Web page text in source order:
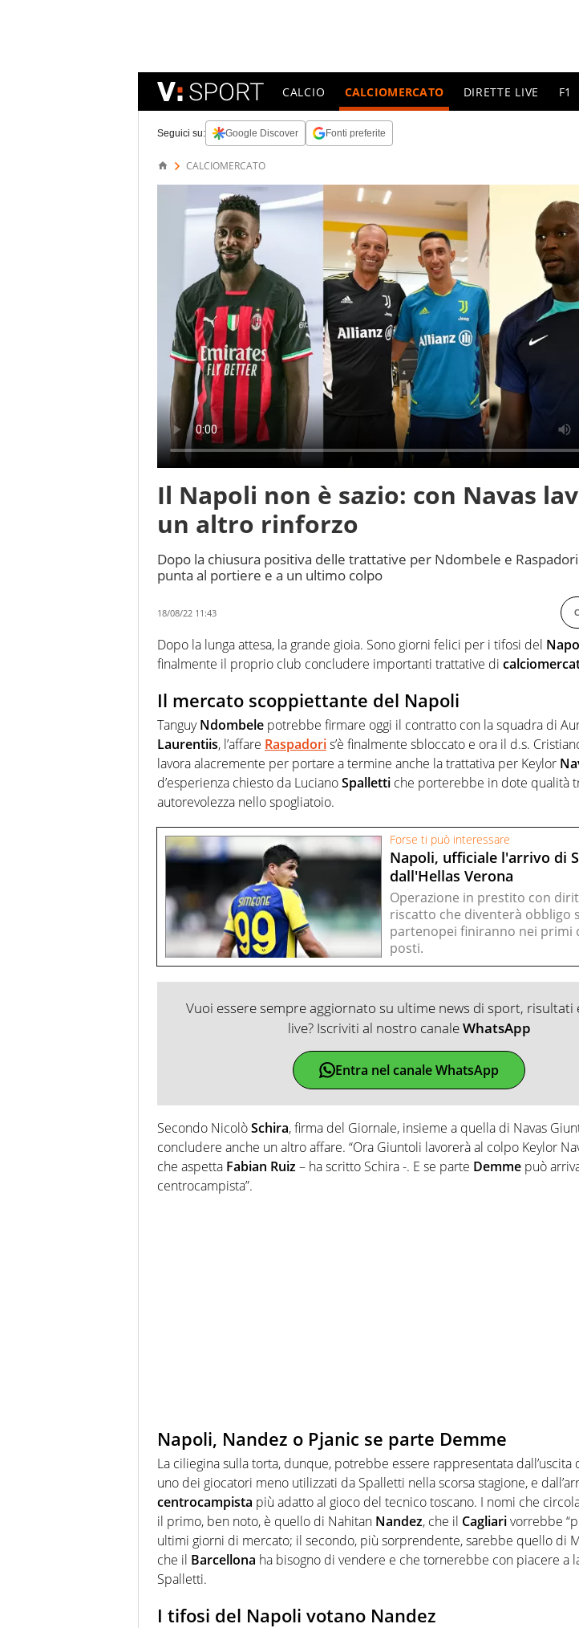
CALCIO CALCIOMERCATO DIRETTE LIVE F1
Seguici su: Google Discover Fonti preferite
CALCIOMERCATO
Il Napoli non è sazio: con Navas
un altro rinforzo
Dopo la chiusura positiva delle trattative per Ndombele e
punta al portiere e a un ultimo colpo
18/08/22 11:43
Dopo la lunga attesa, la grande gioia. Sono giorni felici per i tifosi del
finalmente il proprio club concludere importanti trattative di
Il mercato scoppiettante del Napoli
TanguyNdombele potrebbe firmare oggi il contratto con la squadra di
Laurentiis, l’affare Raspadoris’è finalmente sbloccato e ora il d.s.
lavora alacremente per portare a termine anche la trattativa per Keylor
d’esperienza chiesto da LucianoSpalletti che porterebbe in dote qualità
autorevolezza nello spogliatoio.
Forse ti può interessare
Napoli, ufficiale l'arrivo di
dall'Hellas Verona
Operazione in prestito con
riscatto che diventerà obbligo
partenopei finiranno nei primi
posti.
Vuoi essere sempre aggiornato su ultime news di sport, risultati
live? Iscriviti al nostro canaleWhatsApp
Entra nel canale WhatsApp
Secondo NicolòSchira, firma del Giornale, insieme a quella di Navas
concludere anche un altro affare. “Ora Giuntoli lavorerà al colpo Keylor
che aspetta Fabian Ruiz– ha scritto Schira -. E se parte Demme può
centrocampista”.
Napoli, Nandez o Pjanic se parte Demme
La ciliegina sulla torta, dunque, potrebbe essere rappresentata dall’uscita
uno dei giocatori meno utilizzati da Spalletti nella scorsa stagione, e
centrocampista più adatto al gioco del tecnico toscano. I nomi che
il primo, ben noto, è quello di Nahitan Nandez, che il Cagliarivorrebbe
ultimi giorni di mercato; il secondo, più sorprendente, sarebbe quello di
che il Barcellona ha bisogno di vendere e che tornerebbe con piacere a
Spalletti.
I tifosi del Napoli votano Nandez